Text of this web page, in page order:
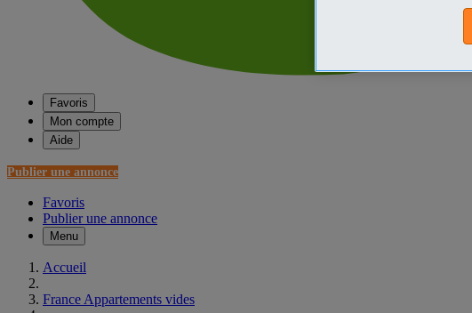
Favoris
Mon compte
Aide
Publier une annonce
Favoris
Publier une annonce
Menu
Accueil
France Appartements vides